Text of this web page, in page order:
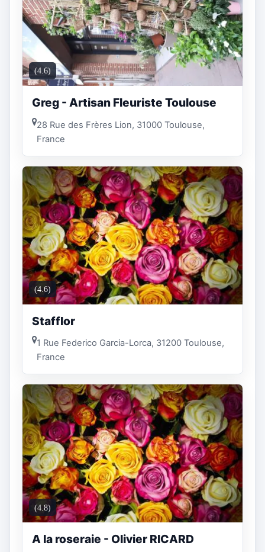
(4.6)
Greg - Artisan Fleuriste Toulouse
28 Rue des Frères Lion, 31000 Toulouse,
France
(4.6)
Stafflor
1 Rue Federico Garcia-Lorca, 31200 Toulouse,
France
(4.8)
A la roseraie - Olivier RICARD